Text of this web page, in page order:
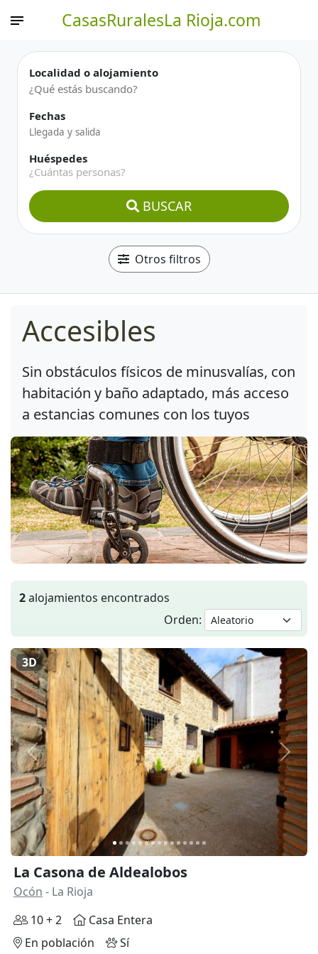
CasasRuralesLa Rioja.com
Localidad o alojamiento
Fechas
Huéspedes
¿Cuántas personas?
BUSCAR
Otros filtros
Accesibles
Sin obstáculos físicos de minusvalías, con
habitación y baño adaptado, más acceso
a estancias comunes con los tuyos
2alojamientos encontrados
Orden:
Anterior
3D
La Casona de Aldealobos
Ocón - La Rioja
10 + 2
Casa Entera
En población
Sí